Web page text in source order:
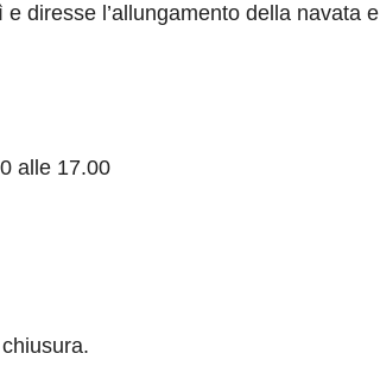
diresse l’allungamento della navata e
alle 17.00